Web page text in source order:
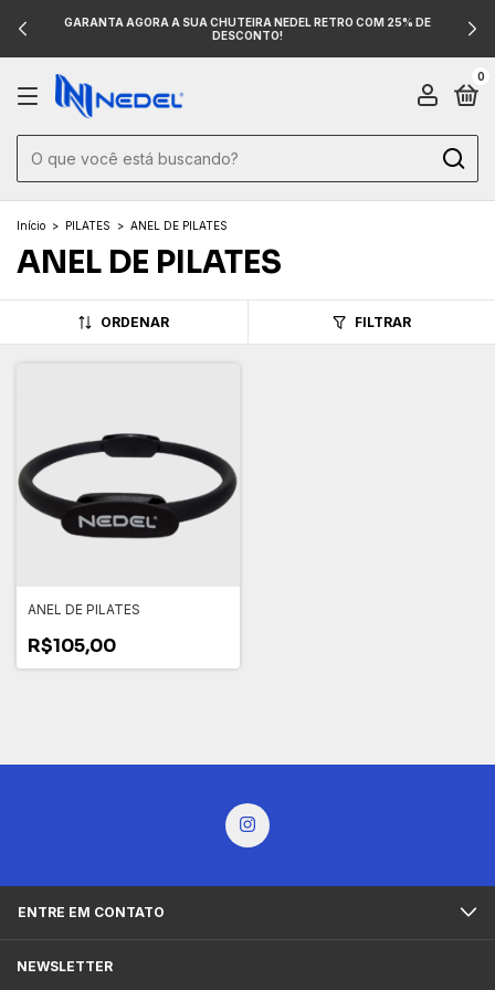
GARANTA AGORA A SUA CHUTEIRA NEDEL RETRO COM 25% DE
DESCONTO!
0
Início > PILATES > ANEL DE PILATES
ANEL DE PILATES
ORDENAR FILTRAR
ANEL DE PILATES
R$105,00
ENTRE EM CONTATO
NEWSLETTER